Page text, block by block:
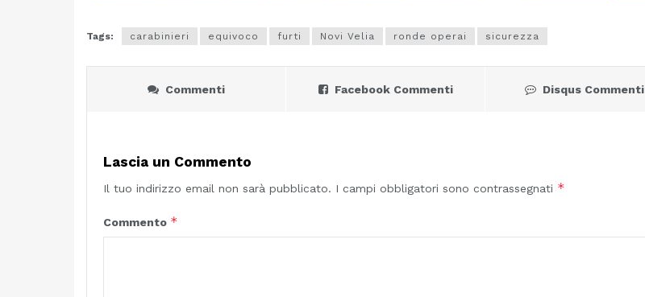
Tags: carabinieri equivoco furti Novi Velia ronde operai sicurezza
Commenti Facebook Commenti Disqus Commenti
Lascia un Commento
Il tuo indirizzo email non sarà pubblicato. I campi obbligatori sono contrassegnati *
Commento *